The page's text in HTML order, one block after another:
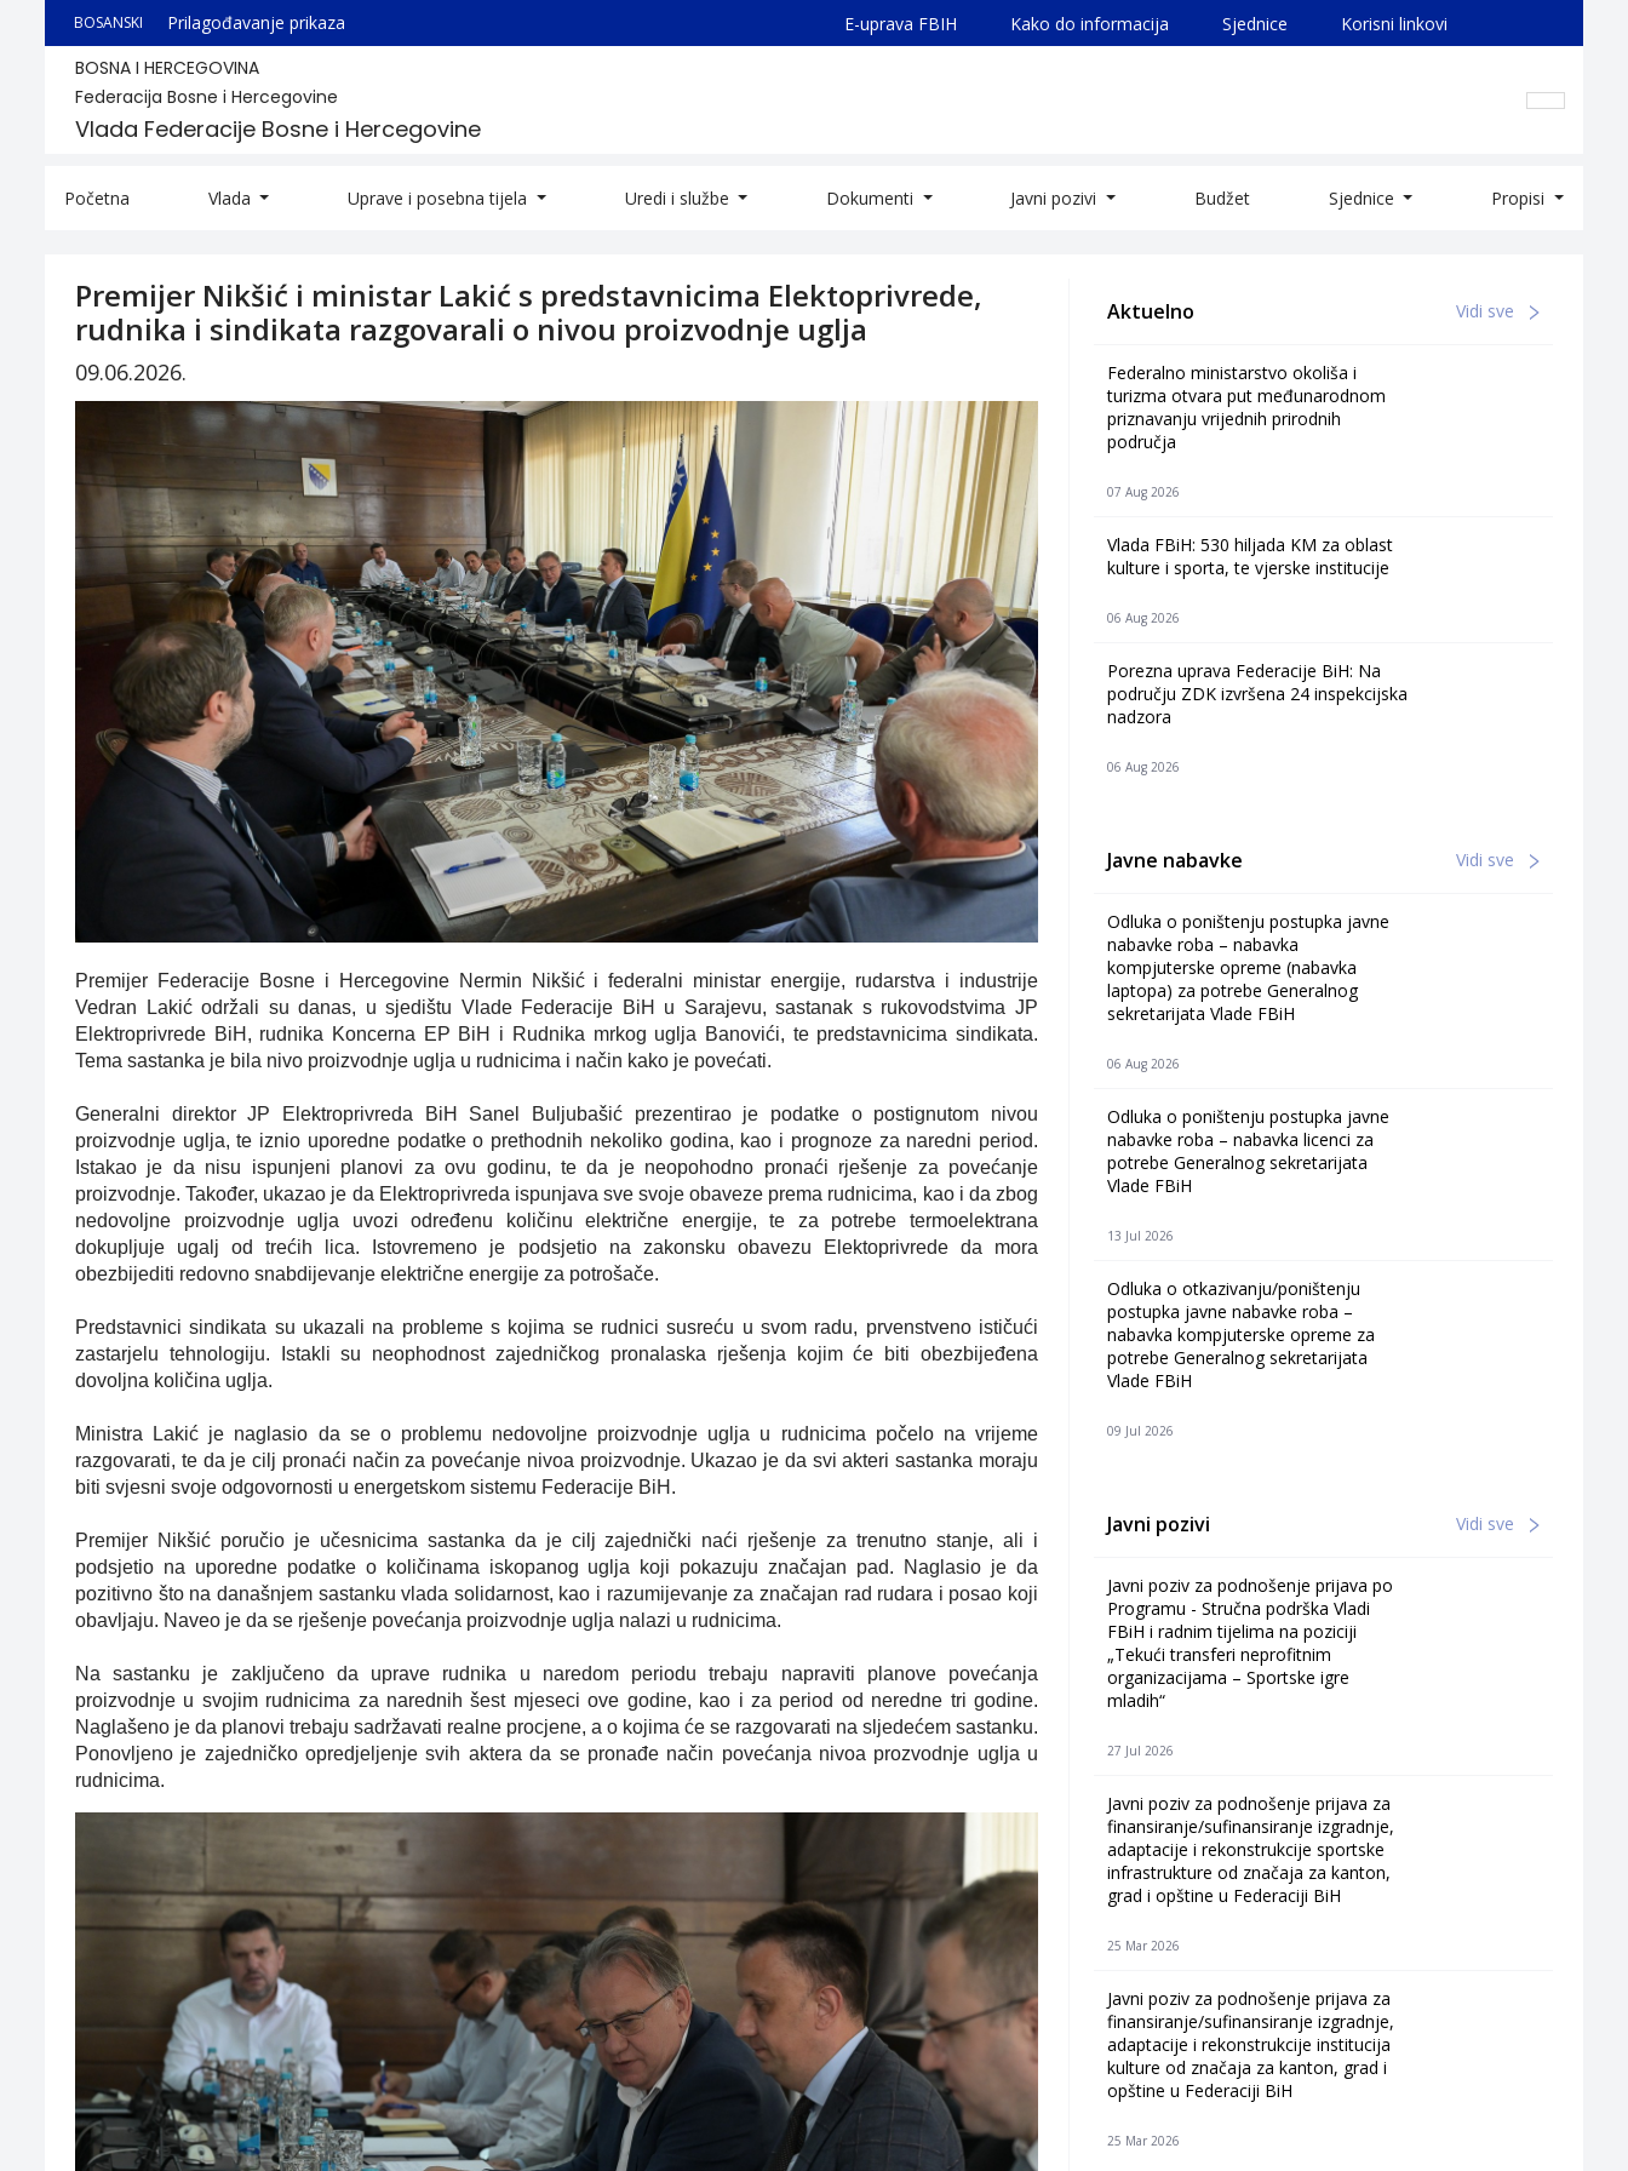
BOSANSKI Prilagođavanje prikaza E-uprava FBIH Kako do informacija Sjednice Korisni linkovi
BOSNA I HERCEGOVINA
Federacija Bosne i Hercegovine
Vlada Federacije Bosne i Hercegovine
Početna Vlada Uprave i posebna tijela Uredi i službe Dokumenti Javni pozivi Budžet Sjednice Propisi
Premijer Nikšić i ministar Lakić s predstavnicima Elektoprivrede,
rudnika i sindikata razgovarali o nivou proizvodnje uglja
09.06.2026.
Premijer Federacije Bosne i Hercegovine Nermin Nikšić i federalni ministar energije, rudarstva i industrije
Vedran Lakić održali su danas, u sjedištu Vlade Federacije BiH u Sarajevu, sastanak s rukovodstvima JP
Elektroprivrede BiH, rudnika Koncerna EP BiH i Rudnika mrkog uglja Banovići, te predstavnicima sindikata.
Tema sastanka je bila nivo proizvodnje uglja u rudnicima i način kako je povećati.
Generalni direktor JP Elektroprivreda BiH Sanel Buljubašić prezentirao je podatke o postignutom nivou
proizvodnje uglja, te iznio uporedne podatke o prethodnih nekoliko godina, kao i prognoze za naredni period.
Istakao je da nisu ispunjeni planovi za ovu godinu, te da je neopohodno pronaći rješenje za povećanje
proizvodnje. Također, ukazao je da Elektroprivreda ispunjava sve svoje obaveze prema rudnicima, kao i da zbog
nedovoljne proizvodnje uglja uvozi određenu količinu električne energije, te za potrebe termoelektrana
dokupljuje ugalj od trećih lica. Istovremeno je podsjetio na zakonsku obavezu Elektoprivrede da mora
obezbijediti redovno snabdijevanje električne energije za potrošače.
Predstavnici sindikata su ukazali na probleme s kojima se rudnici susreću u svom radu, prvenstveno ističući
zastarjelu tehnologiju. Istakli su neophodnost zajedničkog pronalaska rješenja kojim će biti obezbijeđena
dovoljna količina uglja.
Ministra Lakić je naglasio da se o problemu nedovoljne proizvodnje uglja u rudnicima počelo na vrijeme
razgovarati, te da je cilj pronaći način za povećanje nivoa proizvodnje. Ukazao je da svi akteri sastanka moraju
biti svjesni svoje odgovornosti u energetskom sistemu Federacije BiH.
Premijer Nikšić poručio je učesnicima sastanka da je cilj zajednički naći rješenje za trenutno stanje, ali i
podsjetio na uporedne podatke o količinama iskopanog uglja koji pokazuju značajan pad. Naglasio je da
pozitivno što na današnjem sastanku vlada solidarnost, kao i razumijevanje za značajan rad rudara i posao koji
obavljaju. Naveo je da se rješenje povećanja proizvodnje uglja nalazi u rudnicima.
Na sastanku je zaključeno da uprave rudnika u naredom periodu trebaju napraviti planove povećanja
proizvodnje u svojim rudnicima za narednih šest mjeseci ove godine, kao i za period od neredne tri godine.
Naglašeno je da planovi trebaju sadržavati realne procjene, a o kojima će se razgovarati na sljedećem sastanku.
Ponovljeno je zajedničko opredjeljenje svih aktera da se pronađe način povećanja nivoa prozvodnje uglja u
rudnicima.
Aktuelno Vidi sve
Federalno ministarstvo okoliša i
turizma otvara put međunarodnom
priznavanju vrijednih prirodnih
područja
07 Aug 2026
Vlada FBiH: 530 hiljada KM za oblast
kulture i sporta, te vjerske institucije
06 Aug 2026
Porezna uprava Federacije BiH: Na
području ZDK izvršena 24 inspekcijska
nadzora
06 Aug 2026
Javne nabavke Vidi sve
Odluka o poništenju postupka javne
nabavke roba – nabavka
kompjuterske opreme (nabavka
laptopa) za potrebe Generalnog
sekretarijata Vlade FBiH
06 Aug 2026
Odluka o poništenju postupka javne
nabavke roba – nabavka licenci za
potrebe Generalnog sekretarijata
Vlade FBiH
13 Jul 2026
Odluka o otkazivanju/poništenju
postupka javne nabavke roba –
nabavka kompjuterske opreme za
potrebe Generalnog sekretarijata
Vlade FBiH
09 Jul 2026
Javni pozivi Vidi sve
Javni poziv za podnošenje prijava po
Programu - Stručna podrška Vladi
FBiH i radnim tijelima na poziciji
„Tekući transferi neprofitnim
organizacijama – Sportske igre
mladih“
27 Jul 2026
Javni poziv za podnošenje prijava za
finansiranje/sufinansiranje izgradnje,
adaptacije i rekonstrukcije sportske
infrastrukture od značaja za kanton,
grad i opštine u Federaciji BiH
25 Mar 2026
Javni poziv za podnošenje prijava za
finansiranje/sufinansiranje izgradnje,
adaptacije i rekonstrukcije institucija
kulture od značaja za kanton, grad i
opštine u Federaciji BiH
25 Mar 2026